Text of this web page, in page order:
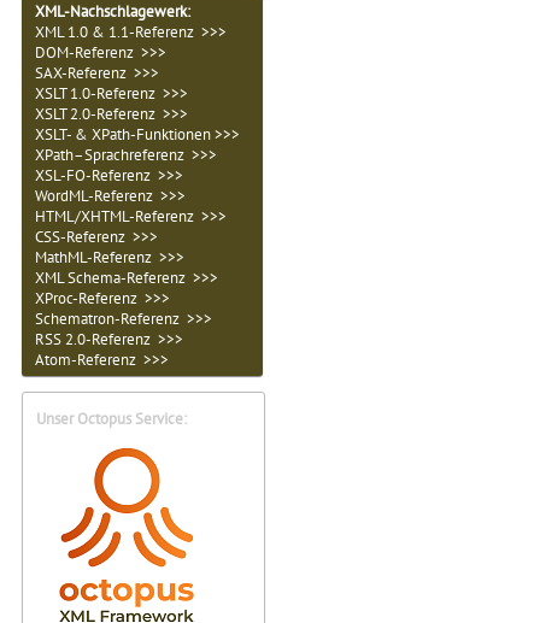
XML-Nachschlagewerk:
XML 1.0 & 1.1-Referenz >>>
DOM-Referenz >>>
SAX-Referenz >>>
XSLT 1.0-Referenz >>>
XSLT 2.0-Referenz >>>
XSLT- & XPath-Funktionen >>>
XPath–Sprachreferenz >>>
XSL-FO-Referenz >>>
WordML-Referenz >>>
HTML/XHTML-Referenz >>>
CSS-Referenz >>>
MathML-Referenz >>>
XML Schema-Referenz >>>
XProc-Referenz >>>
Schematron-Referenz >>>
RSS 2.0-Referenz >>>
Atom-Referenz >>>
Unser Octopus Service: